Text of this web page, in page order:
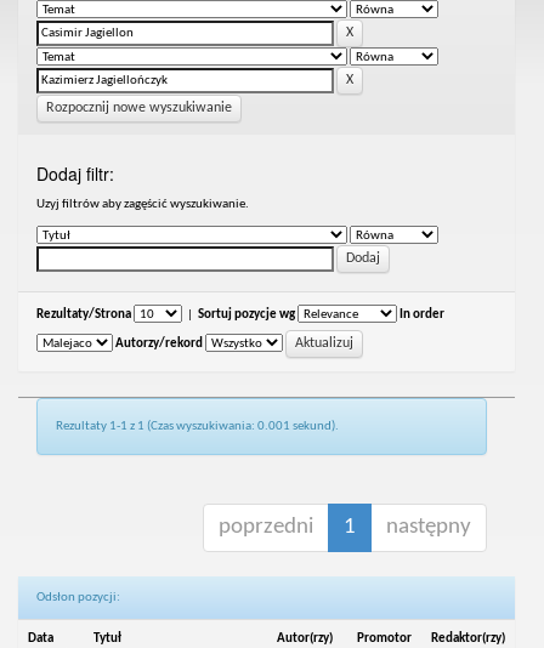
Rozpocznij nowe wyszukiwanie
Dodaj filtr:
Uzyj filtrów aby zagęścić wyszukiwanie.
Rezultaty/Strona Sortuj pozycje wg In order
Autorzy/rekord
Rezultaty 1-1 z 1 (Czas wyszukiwania: 0.001 sekund).
poprzedni 1 następny
Odsłon pozycji:
Data
Tytuł Autor(rzy) Promotor Redaktor(rzy)